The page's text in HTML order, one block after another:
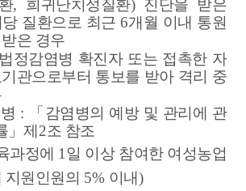
, 희귀난치성질환) 진단을 받은
당 질환으로 최근6개월 이내 통원
은 경우
정감염병 확진자 또는 접촉한 자
기관으로부터 통보를 받아 격리 중
: 「 감염병의 예방 및 관리에 관
」제 2조 참조
과정에 1 일 이상 참여한 여성농업
지원인원의 5% 이내)